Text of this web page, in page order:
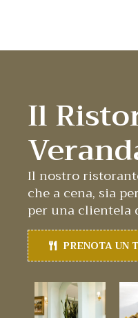
Il
Il nostro
che a cena, sia
per una clientela
PRENOTA UN